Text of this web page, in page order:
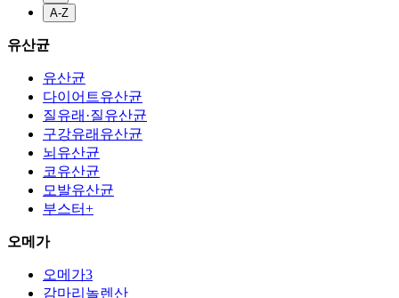
A-Z
유산균
유산균
다이어트유산균
질유래·질유산균
구강유래유산균
뇌유산균
코유산균
모발유산균
부스터+
오메가
오메가3
감마리놀렌산